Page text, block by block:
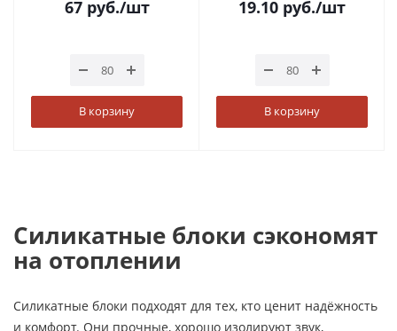
67руб./шт
В корзину
19.10 руб./шт
В корзину
Силикатные блоки сэкономят
на отоплении
Силикатные блоки подходят для тех, кто ценит надёжность
и комфорт. Они прочные, хорошо изолируют звук,